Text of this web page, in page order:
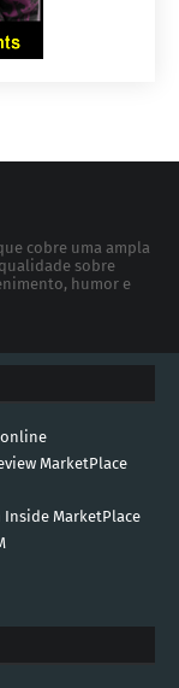
cobre uma ampla
sobre
humor e
MarketPlace
MarketPlace